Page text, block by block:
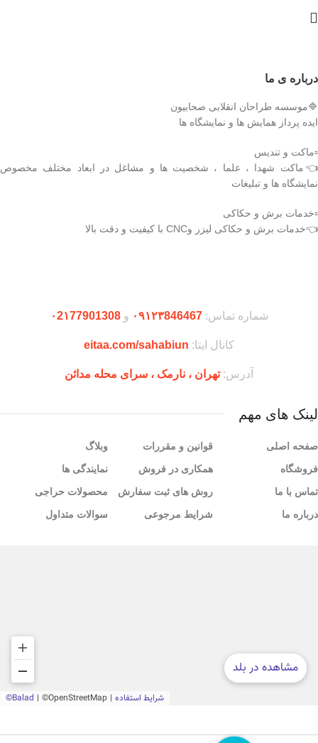
درباره ی ما
🔷موسسه طراحان انقلابی صحابیون
ایده پرداز همایش ها و نمایشگاه ها
▫️ماکت و تندیس
👈ماکت شهدا ، علما ، شخصیت ها و مشاغل در ابعاد مختلف مخصوص
نمایشگاه ها و تبلیغات
▫️خدمات برش و حکاکی
👈خدمات برش و حکاکی لیزر وCNC با کیفیت و دقت بالا
شماره تماس:۰۹۱۲۳846467 و۰2۱77901308
کانال ایتا: eitaa.com/sahabiun
آدرس:تهران ،‌ نارمک ، سرای محله مدائن
لینک های مهم
صفحه اصلی
فروشگاه
تماس با ما
درباره ما
قوانین و مقررات
همکاری در فروش
روش های ثبت سفارش
شرایط مرجوعی
وبلاگ
نمایندگی ها
محصولات حراجی
سوالات متداول